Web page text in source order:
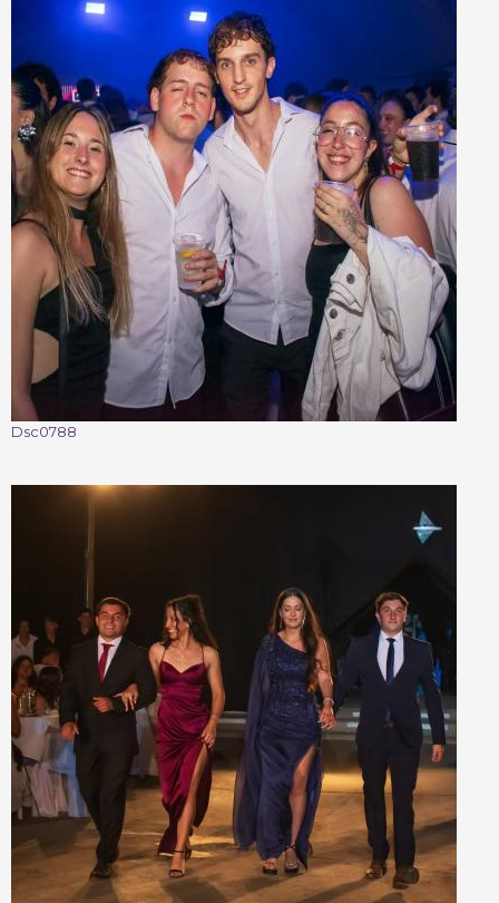
Dsc0788